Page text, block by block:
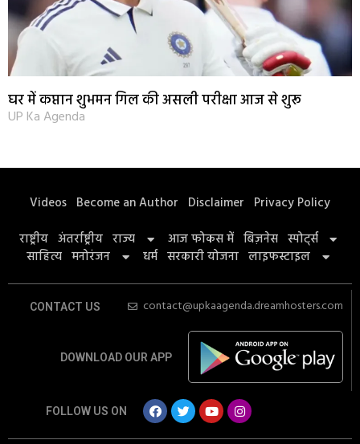
घर में कप्तान शुभमन गिल की असली परीक्षा आज से शुरू
UP Ka Agenda
Videos Become an Author Disclaimer Privacy Policy
राष्ट्रीय अंतर्राष्ट्रीय राज्य आज फोकस में बिज़नेस स्पोर्ट्स
साहित्य मनोरंजन धर्म सरकारी योजना लाइफस्टाइल
CONTACT US contact@upkaagenda.dreamhosters.com
DOWNLOAD OUR APP
FOLLOW US ON